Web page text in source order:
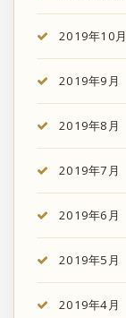
2019年10月
2019年9月
2019年8月
2019年7月
2019年6月
2019年5月
2019年4月